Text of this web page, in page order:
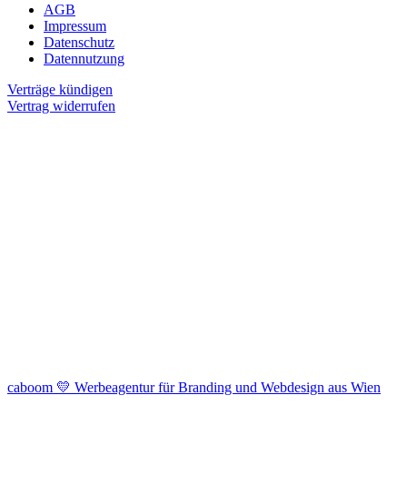
AGB
Impressum
Datenschutz
Datennutzung
Verträge kündigen
Vertrag widerrufen
caboom 💛 Werbeagentur für Branding und Webdesign aus Wien